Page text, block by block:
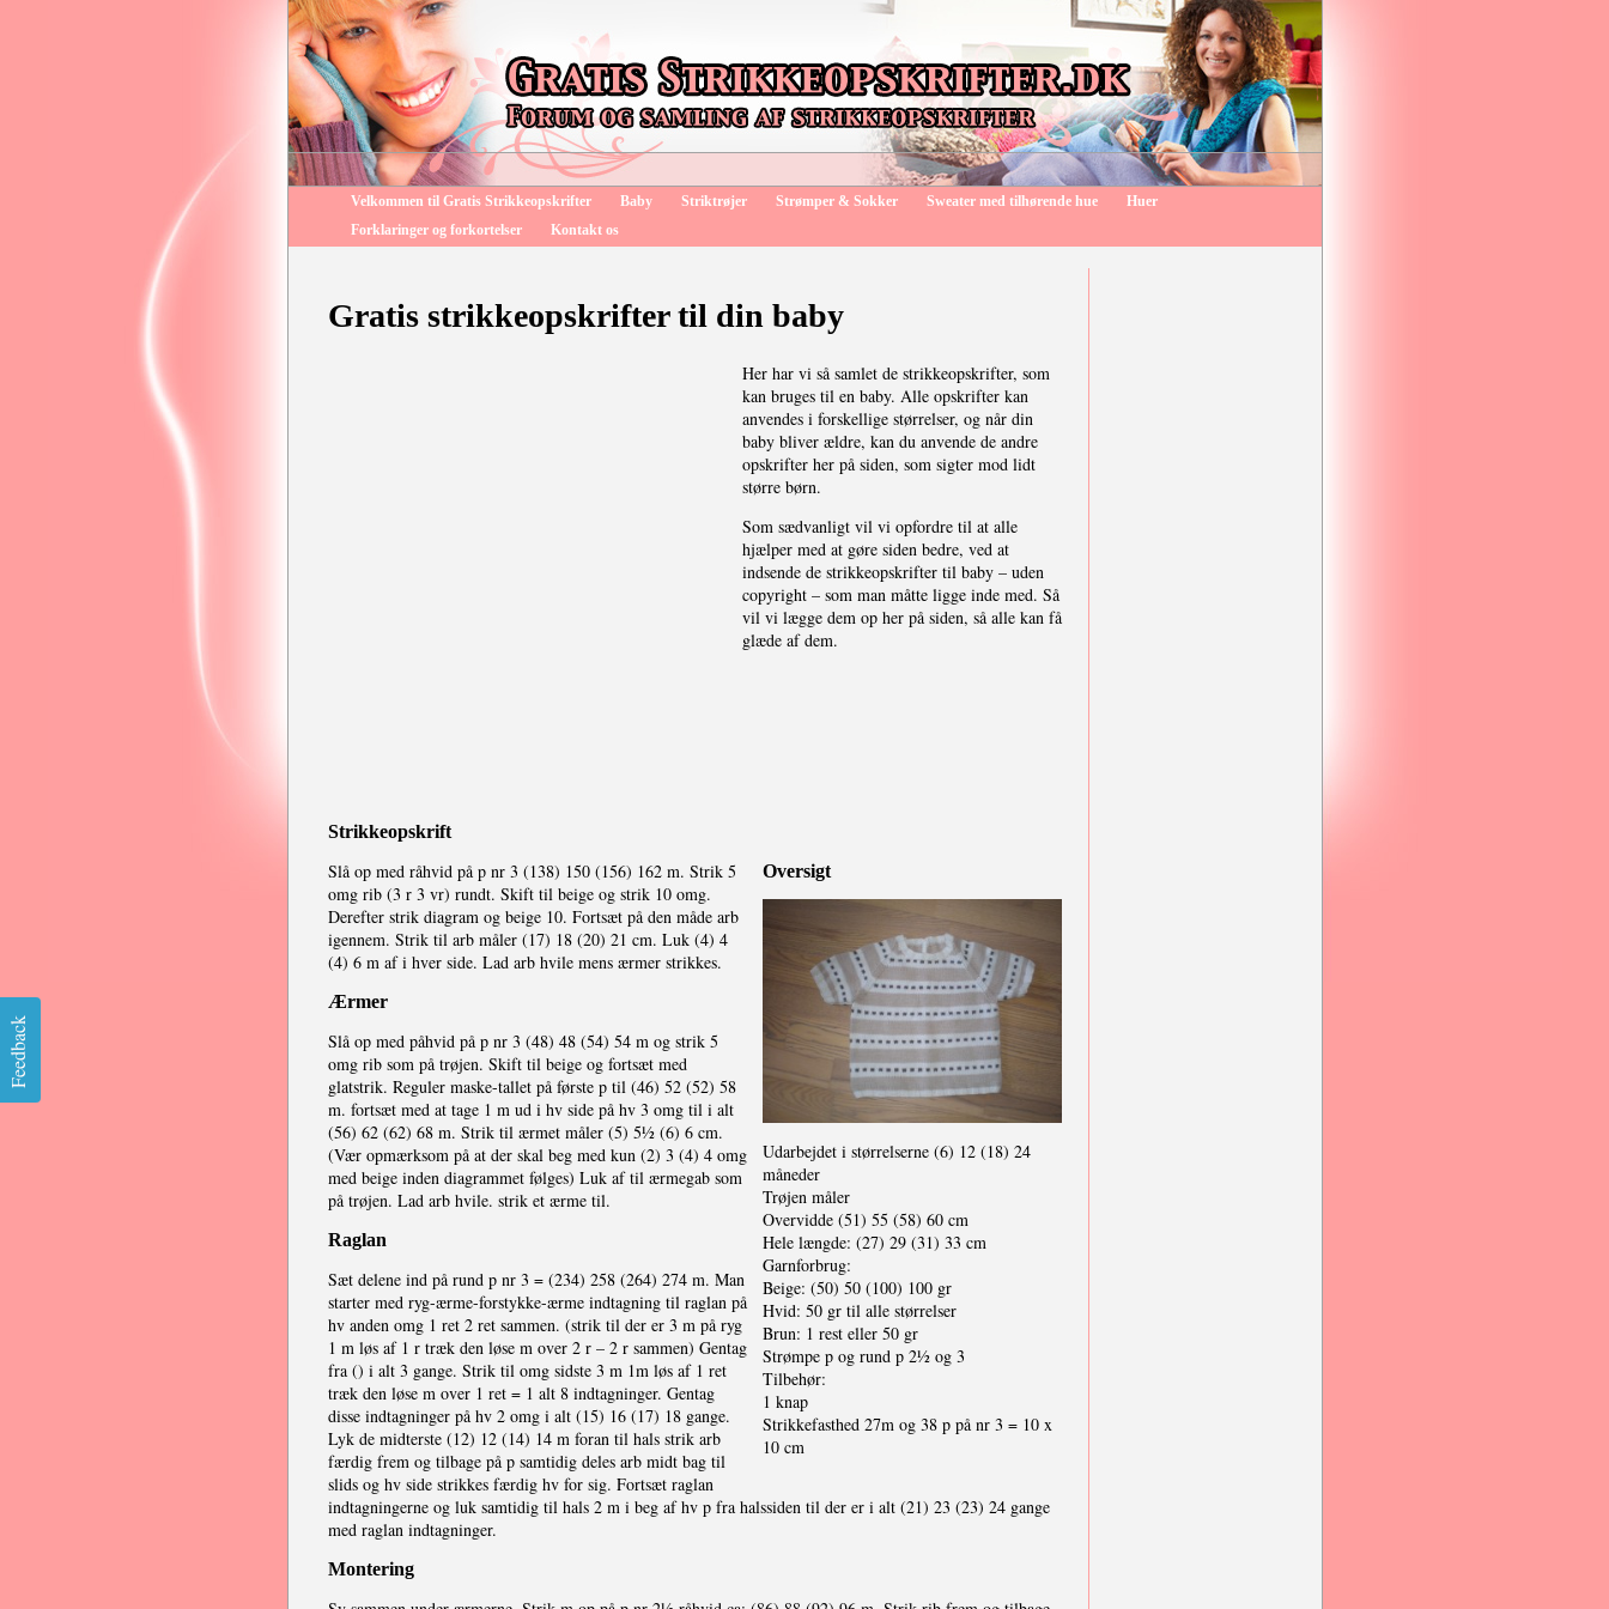
Velkommen til Gratis Strikkeopskrifter Baby Striktrøjer Strømper & Sokker Sweater med tilhørende hue
Huer
Forklaringer og forkortelser
Kontakt os
Gratis strikkeopskrifter til din baby
Her har vi så samlet de strikkeopskrifter, som
kan bruges til en baby. Alle opskrifter kan
anvendes i forskellige størrelser, og når din
baby bliver ældre, kan du anvende de andre
opskrifter her på siden, som sigter mod lidt
større børn.
Som sædvanligt vil vi opfordre til at alle
hjælper med at gøre siden bedre, ved at
indsende de strikkeopskrifter til baby – uden
copyright – som man måtte ligge inde med. Så
vil vi lægge dem op her på siden, så alle kan få
glæde af dem.
Oversigt
Udarbejdet i størrelserne (6) 12 (18) 24
måneder
Trøjen måler
Overvidde (51) 55 (58) 60 cm
Hele længde: (27) 29 (31) 33 cm
Garnforbrug:
Beige: (50) 50 (100) 100 gr
Hvid: 50 gr til alle størrelser
Brun: 1 rest eller 50 gr
Strømpe p og rund p 2½ og 3
Tilbehør:
1 knap
Strikkefasthed 27m og 38 p på nr 3 = 10 x
10 cm
Strikkeopskrift
Slå op med råhvid på p nr 3 (138) 150 (156) 162 m. Strik 5
omg rib (3 r 3 vr) rundt. Skift til beige og strik 10 omg.
Derefter strik diagram og beige 10. Fortsæt på den måde arb
igennem. Strik til arb måler (17) 18 (20) 21 cm. Luk (4) 4
(4) 6 m af i hver side. Lad arb hvile mens ærmer strikkes.
Ærmer
Slå op med påhvid på p nr 3 (48) 48 (54) 54 m og strik 5
omg rib som på trøjen. Skift til beige og fortsæt med
glatstrik. Reguler maske-tallet på første p til (46) 52 (52) 58
m. fortsæt med at tage 1 m ud i hv side på hv 3 omg til i alt
(56) 62 (62) 68 m. Strik til ærmet måler (5) 5½ (6) 6 cm.
(Vær opmærksom på at der skal beg med kun (2) 3 (4) 4 omg
med beige inden diagrammet følges) Luk af til ærmegab som
på trøjen. Lad arb hvile. strik et ærme til.
Raglan
Sæt delene ind på rund p nr 3 = (234) 258 (264) 274 m. Man
starter med ryg-ærme-forstykke-ærme indtagning til raglan på
hv anden omg 1 ret 2 ret sammen. (strik til der er 3 m på ryg
1 m løs af 1 r træk den løse m over 2 r – 2 r sammen) Gentag
fra () i alt 3 gange. Strik til omg sidste 3 m 1m løs af 1 ret
træk den løse m over 1 ret = 1 alt 8 indtagninger. Gentag
disse indtagninger på hv 2 omg i alt (15) 16 (17) 18 gange.
Lyk de midterste (12) 12 (14) 14 m foran til hals strik arb
færdig frem og tilbage på p samtidig deles arb midt bag til
slids og hv side strikkes færdig hv for sig. Fortsæt raglan
indtagningerne og luk samtidig til hals 2 m i beg af hv p fra halssiden til der er i alt (21) 23 (23) 24 gange
med raglan indtagninger.
Montering
Feedback